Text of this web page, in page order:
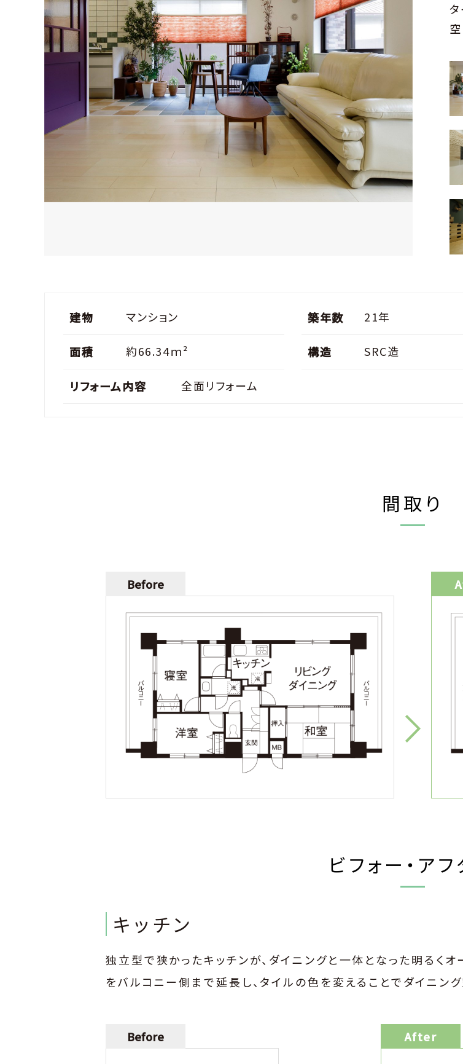
す
建物 マンション 築年数 21年
面積 約66.34ｍ² 構造 SRC造
リフォーム内容 全面リフォーム
間取り
ビフォー・アフ
キッチン
独立型で狭かったキッチンが、ダイニングと一体となった明るく
をバルコニー側まで延長し、タイルの色を変えることでダイニン